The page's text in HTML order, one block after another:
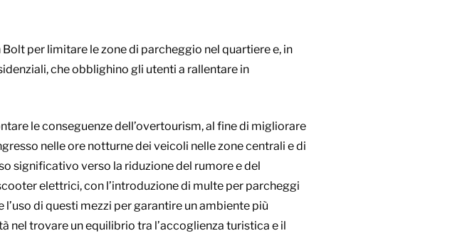
per limitare le zone di parcheggio nel quartiere e, in
che obblighino gli utenti a rallentare in
le conseguenze dell’overtourism, al fine di migliorare
nelle ore notturne dei veicoli nelle zone centrali e di
significativo verso la riduzione del rumore e del
elettrici, con l’introduzione di multe per parcheggi
di questi mezzi per garantire un ambiente più
nel trovare un equilibrio tra l’accoglienza turistica e il